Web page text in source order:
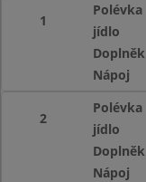
1
Polévka
jídlo
Doplněk
Nápoj
2
Polévka
jídlo
Doplněk
Nápoj